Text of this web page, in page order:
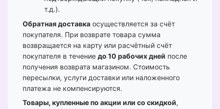
т.д.).
Обратная доставка осуществляется за счёт
покупателя. При возврате товара сумма
возвращается на карту или расчётный счёт
покупателя в течение до 10 рабочих дней после
получения возврата магазином. Стоимость
пересылки, услуги доставки или наложенного
платежа не компенсируются.
Товары, купленные по акции или со скидкой,